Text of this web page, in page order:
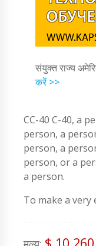
संयुक्त राज्य
करें >>
CC-40 C-40, a
person, a
person, a
person, or a
a person.
To make a very